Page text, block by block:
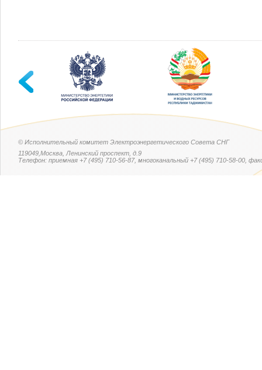
© Исполнительный комитет Электроэнергетического Совета СНГ
119049,Москва, Ленинский проспект, д.9
Телефон: приемная +7 (495) 710-56-87, многоканальный +7 (495) 710-58-00,